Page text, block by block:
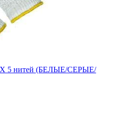
5 нитей (БЕЛЫЕ/СЕРЫЕ/